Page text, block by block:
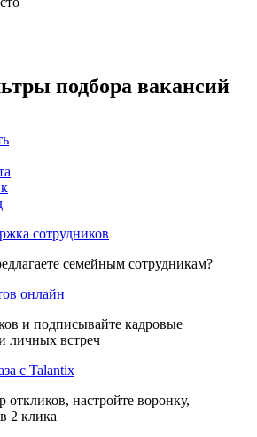
подбора вакансий
сотрудников
семейным сотрудникам?
онлайн
и подписывайте кадровые
личных встреч
с Talantix
откликов, настройте воронку,
2 клика